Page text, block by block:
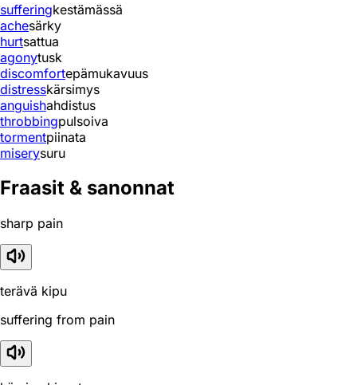
sufferingkestämässä
achesärky
hurtsattua
agonytusk
discomfortepämukavuus
distresskärsimys
anguishahdistus
throbbingpulsoiva
tormentpiinata
miserysuru
Fraasit & sanonnat
sharp pain
terävä kipu
suffering from pain